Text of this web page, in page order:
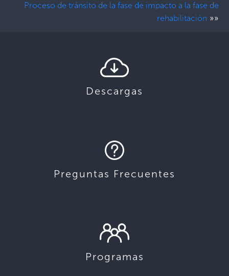
Proceso de tránsito de la fase de impacto a la fase de
rehabilitación »»
Descargas
Preguntas Frecuentes
Programas